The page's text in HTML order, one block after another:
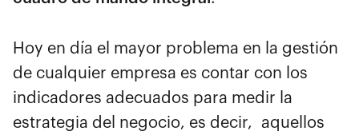
Hoy en día el mayor problema en la gestión
de cualquier empresa es contar con los
indicadores adecuados para medir la
estrategia del negocio, es decir, aquellos